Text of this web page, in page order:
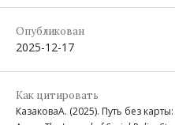
Опубликован
2025-12-17
Как цитировать
КазаковаА. (2025). Путь без